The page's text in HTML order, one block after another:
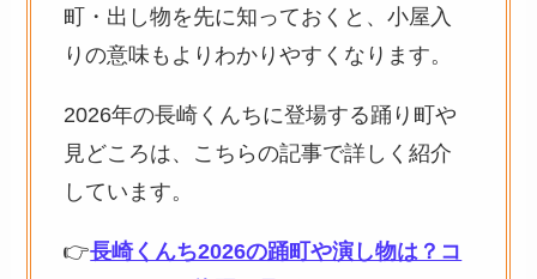
町・出し物を先に知っておくと、小屋入
りの意味もよりわかりやすくなります。
2026年の長崎くんちに登場する踊り町や
見どころは、こちらの記事で詳しく紹介
しています。
👉長崎くんち2026の踊町や演し物は？コ